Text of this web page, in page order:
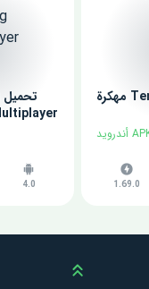
تحميل Temple Run 2 مهكرة
1.69.0
4.0
Scroll up